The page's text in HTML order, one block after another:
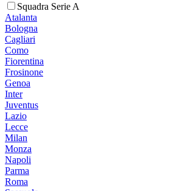
Squadra Serie A
Atalanta
Bologna
Cagliari
Como
Fiorentina
Frosinone
Genoa
Inter
Juventus
Lazio
Lecce
Milan
Monza
Napoli
Parma
Roma